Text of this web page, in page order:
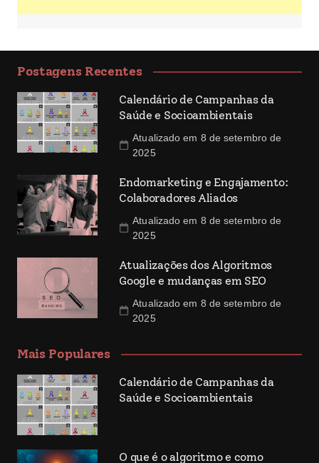
Postagens Recentes
Calendário de Campanhas da
Saúde e Socioambientais
Atualizado em 8 de setembro de
2025
Endomarketing e Engajamento:
Colaboradores Aliados
Atualizado em 8 de setembro de
2025
Atualizações dos Algoritmos
Google e mudanças em SEO
Atualizado em 8 de setembro de
2025
Mais Populares
Calendário de Campanhas da
Saúde e Socioambientais
O que é o algoritmo e como